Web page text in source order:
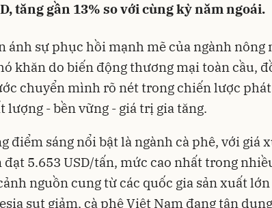
tăng gần 13% so với cùng kỳ năm ngoái.
ánh sự phục hồi mạnh mẽ của ngành nông
khăn do biến động thương mại toàn cầu,
chuyển mình rõ nét trong chiến lược
lượng - bền vững - giá trị gia tăng.
điểm sáng nổi bật là ngành cà phê, với giá
5.653 USD/tấn, mức cao nhất trong
nguồn cung từ các quốc gia sản xuất
sụt giảm, cà phê Việt Nam đang tận